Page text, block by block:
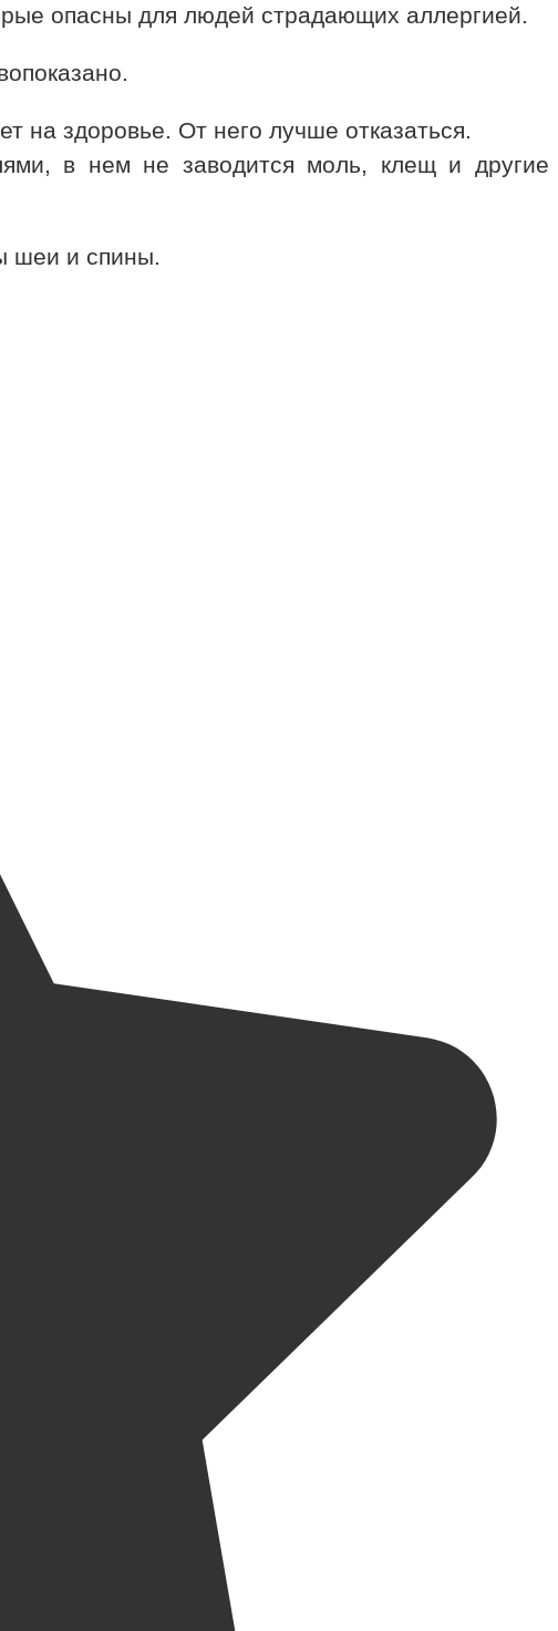
опасны для людей страдающих аллергией.
на здоровье. От него лучше отказаться.
в нем не заводится моль, клещ и другие
шеи и спины.